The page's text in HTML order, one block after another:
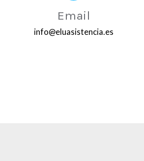
Email
info@eluasistencia.es